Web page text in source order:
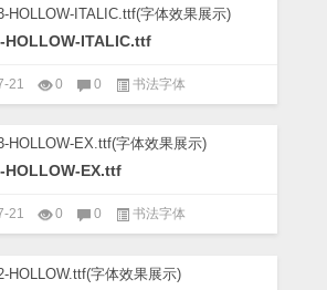
HOLLOW-ITALIC.ttf
21 0 0 书法字体
HOLLOW-EX.ttf
21 0 0 书法字体